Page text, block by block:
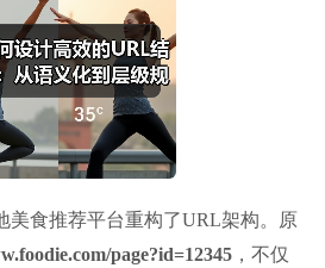
美食推荐平台重构了URL架构。原
page?id=12345，不仅